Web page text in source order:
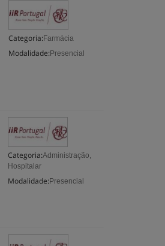
Categoria: Farmácia
Modalidade: Presencial
Categoria:Administração,
Hospitalar
Modalidade: Presencial